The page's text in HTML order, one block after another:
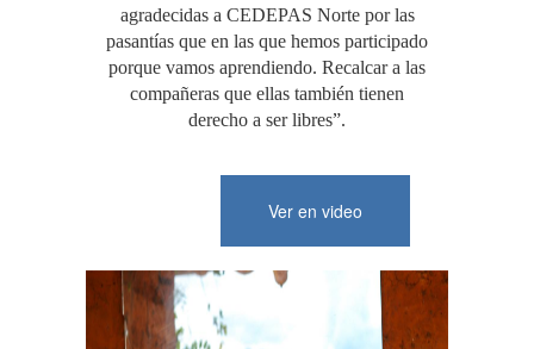
agradecidas a CEDEPAS Norte por las
pasantías que en las que hemos participado
porque vamos aprendiendo. Recalcar a las
compañeras que ellas también tienen
derecho a ser libres”.
Ver en video